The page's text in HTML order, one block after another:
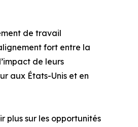
de travail
fort entre la
de leurs
aux États-Unis et en
plus sur les opportunités